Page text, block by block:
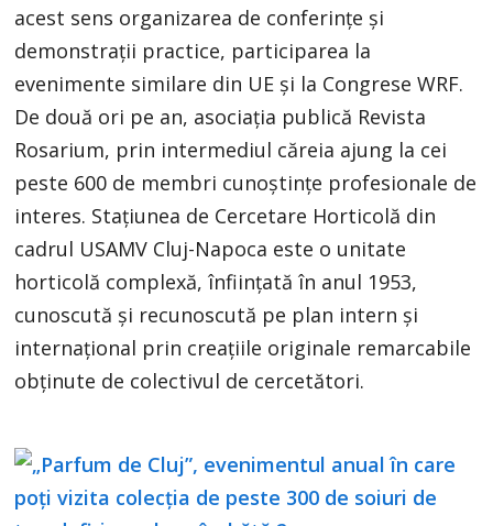
acest sens organizarea de conferințe și
demonstrații practice, participarea la
evenimente similare din UE și la Congrese WRF.
De două ori pe an, asociația publică Revista
Rosarium, prin intermediul căreia ajung la cei
peste 600 de membri cunoștințe profesionale de
interes. Staţiunea de Cercetare Horticolă din
cadrul USAMV Cluj-Napoca este o unitate
horticolă complexă, înființată în anul 1953,
cunoscută şi recunoscută pe plan intern şi
internaţional prin creaţiile originale remarcabile
obţinute de colectivul de cercetători.